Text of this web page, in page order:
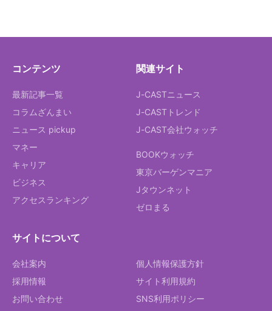
コンテンツ
最新記事一覧
コラムざんまい
ニュース pickup
マネー
キャリア
ビジネス
アクセスランキング
関連サイト
J-CASTニュース
J-CASTトレンド
J-CAST会社ウォッチ
BOOKウォッチ
東京バーゲンマニア
Jタウンネット
ゼロまる
サイトについて
会社案内
採用情報
お問い合わせ
個人情報保護方針
サイト利用規約
SNS利用ポリシー